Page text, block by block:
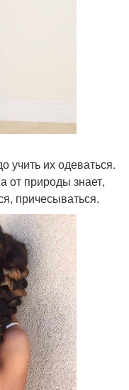
учить их одеваться.
от природы знает,
причесываться.